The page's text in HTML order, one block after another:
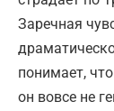
Заречная
понимает,
он вовсе не